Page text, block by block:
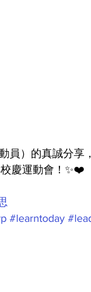
員）的真誠分享
慶運動會！✨❤️
#learntoday